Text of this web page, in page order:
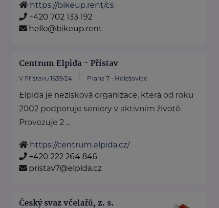
https://bikeup.rent/cs
+420 702 133 192
hello@bikeup.rent
Centrum Elpida - Přístav
V Přístavu 1639/24 Praha 7 - Holešovice
Elpida je nezisková organizace, která od roku
2002 podporuje seniory v aktivním životě.
Provozuje 2 ...
https://centrum.elpida.cz/
+420 222 264 846
pristav7@elpida.cz
Český svaz včelařů, z. s.